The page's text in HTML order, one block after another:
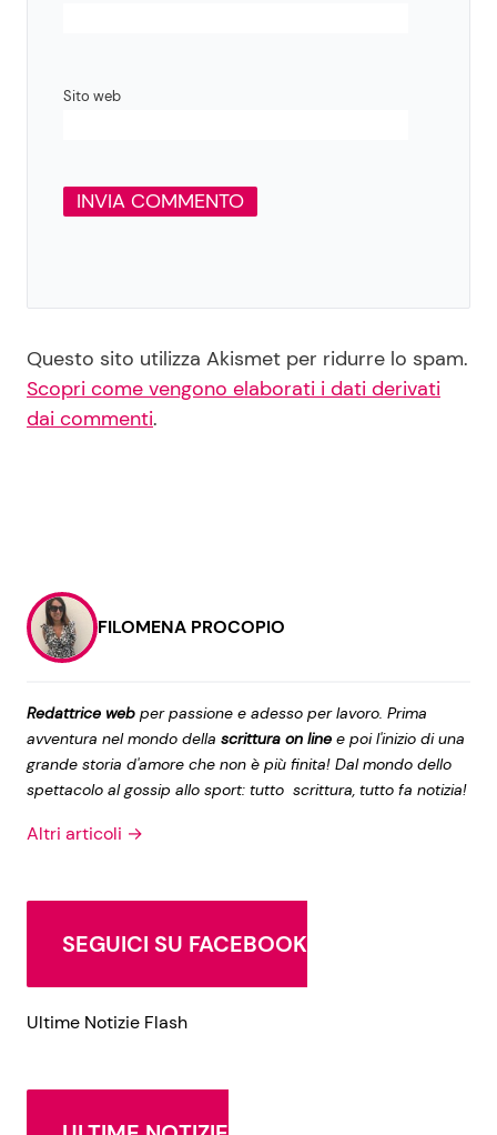
Sito web
Questo sito utilizza Akismet per ridurre lo spam.
Scopri come vengono elaborati i dati derivati
dai commenti.
FILOMENA PROCOPIO
Redattrice web per passione e adesso per lavoro. Prima
avventura nel mondo della scrittura on line e poi l'inizio di una
grande storia d'amore che non è più finita! Dal mondo dello
spettacolo al gossip allo sport: tutto scrittura, tutto fa notizia!
Altri articoli →
SEGUICI SU FACEBOOK
Ultime Notizie Flash